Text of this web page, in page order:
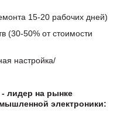
15-20 рабочих дней)
(30-50% от стоимости
настройка/
- лидер на рынке
электроники: